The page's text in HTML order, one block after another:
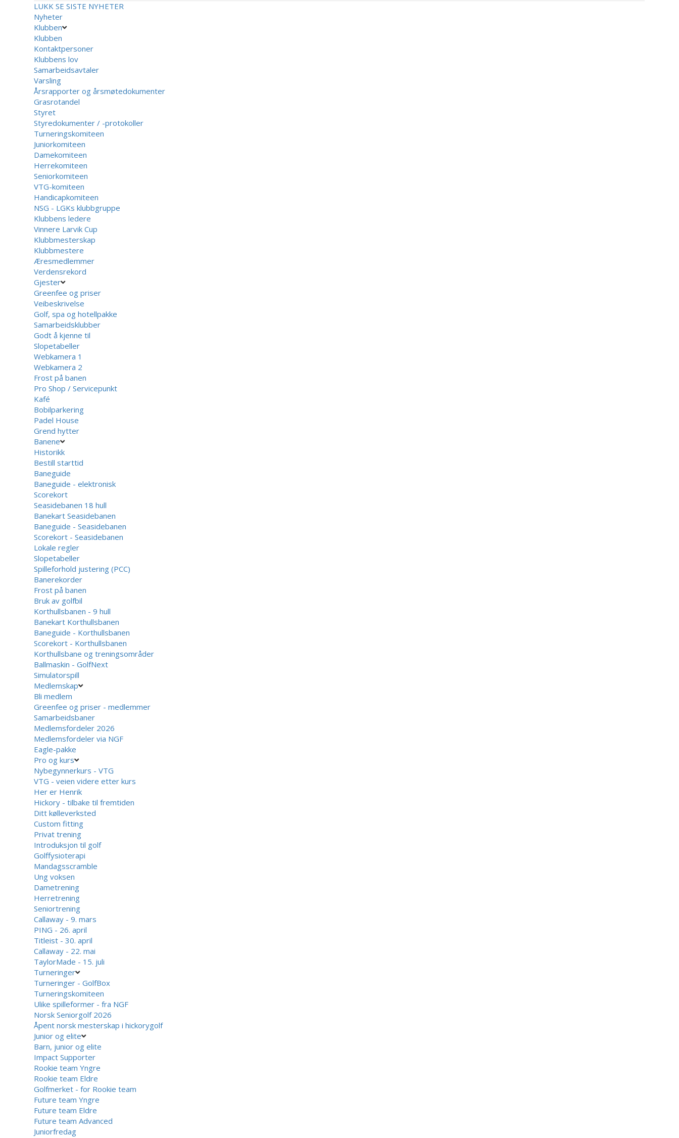
LUKK SE SISTE NYHETER
Nyheter
Klubben
Klubben
Kontaktpersoner
Klubbens lov
Samarbeidsavtaler
Varsling
Årsrapporter og årsmøtedokumenter
Grasrotandel
Styret
Styredokumenter / -protokoller
Turneringskomiteen
Juniorkomiteen
Damekomiteen
Herrekomiteen
Seniorkomiteen
VTG-komiteen
Handicapkomiteen
NSG - LGKs klubbgruppe
Klubbens ledere
Vinnere Larvik Cup
Klubbmesterskap
Klubbmestere
Æresmedlemmer
Verdensrekord
Gjester
Greenfee og priser
Veibeskrivelse
Golf, spa og hotellpakke
Samarbeidsklubber
Godt å kjenne til
Slopetabeller
Webkamera 1
Webkamera 2
Frost på banen
Pro Shop / Servicepunkt
Kafé
Bobilparkering
Padel House
Grend hytter
Banene
Historikk
Bestill starttid
Baneguide
Baneguide - elektronisk
Scorekort
Seasidebanen 18 hull
Banekart Seasidebanen
Baneguide - Seasidebanen
Scorekort - Seasidebanen
Lokale regler
Slopetabeller
Spilleforhold justering (PCC)
Banerekorder
Frost på banen
Bruk av golfbil
Korthullsbanen - 9 hull
Banekart Korthullsbanen
Baneguide - Korthullsbanen
Scorekort - Korthullsbanen
Korthullsbane og treningsområder
Ballmaskin - GolfNext
Simulatorspill
Medlemskap
Bli medlem
Greenfee og priser - medlemmer
Samarbeidsbaner
Medlemsfordeler 2026
Medlemsfordeler via NGF
Eagle-pakke
Pro og kurs
Nybegynnerkurs - VTG
VTG - veien videre etter kurs
Her er Henrik
Hickory - tilbake til fremtiden
Ditt kølleverksted
Custom fitting
Privat trening
Introduksjon til golf
Golffysioterapi
Mandagsscramble
Ung voksen
Dametrening
Herretrening
Seniortrening
Callaway - 9. mars
PING - 26. april
Titleist - 30. april
Callaway - 22. mai
TaylorMade - 15. juli
Turneringer
Turneringer - GolfBox
Turneringskomiteen
Ulike spilleformer - fra NGF
Norsk Seniorgolf 2026
Åpent norsk mesterskap i hickorygolf
Junior og elite
Barn, junior og elite
Impact Supporter
Rookie team Yngre
Rookie team Eldre
Golfmerket - for Rookie team
Future team Yngre
Future team Eldre
Future team Advanced
Juniorfredag